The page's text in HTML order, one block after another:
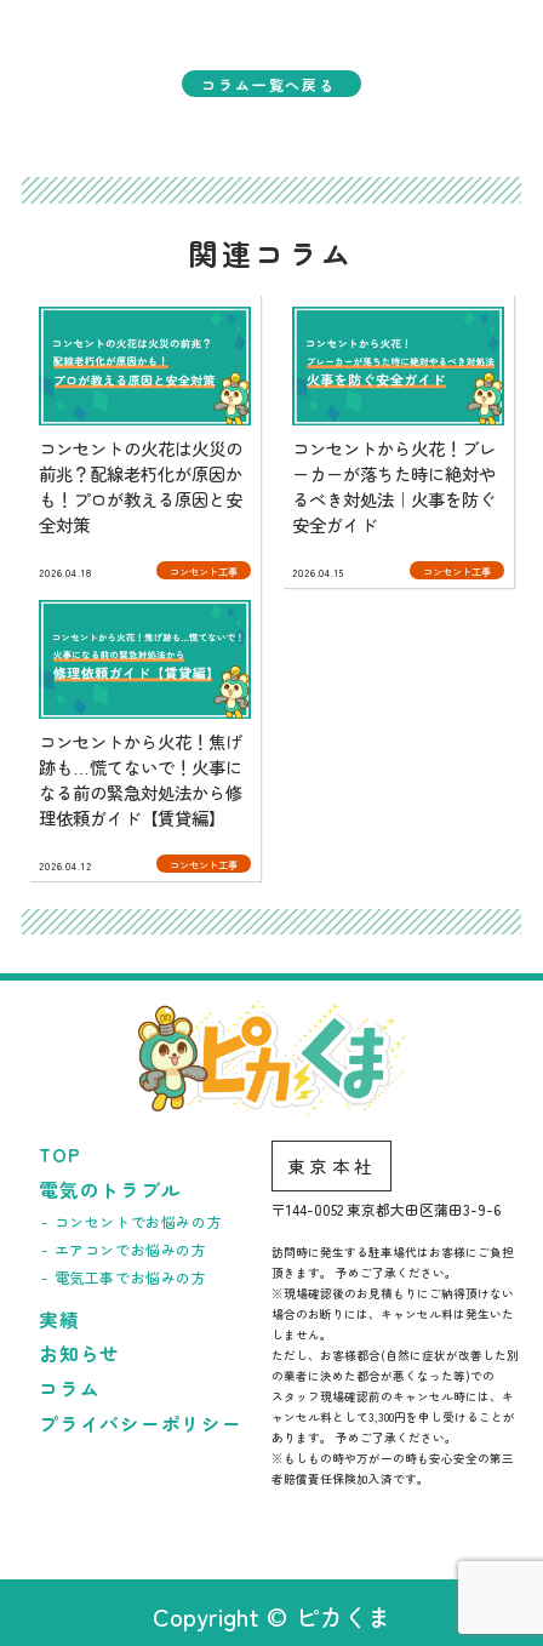
コラム一覧へ戻る
関連コラム
コンセントの火花は火災の
前兆？配線老朽化が原因か
も！プロが教える原因と安
全対策
2026.04.18 コンセント工事
コンセントから火花！ブレ
ーカーが落ちた時に絶対や
るべき対処法｜火事を防ぐ
安全ガイド
2026.04.15 コンセント工事
コンセントから火花！焦げ
跡も…慌てないで！火事に
なる前の緊急対処法から修
理依頼ガイド【賃貸編】
2026.04.12 コンセント工事
TOP
電気のトラブル
コンセントでお悩みの方
エアコンでお悩みの方
電気工事でお悩みの方
実績
お知らせ
コラム
プライバシーポリシー
東京本社
〒144-0052 東京都大田区蒲田3-9-6
訪問時に発生する駐車場代はお客様にご負担
頂きます。 予めご了承ください。
※現場確認後のお見積もりにご納得頂けない
場合のお断りには、キャンセル料は発生いた
しません。
ただし、お客様都合(自然に症状が改善した別
の業者に決めた都合が悪くなった等)での
スタッフ現場確認前のキャンセル時には、キ
ャンセル料として3,300円を申し受けることが
あります。 予めご了承ください。
※もしもの時や万が一の時も安心安全の第三
者賠償責任保険加入済です。
Copyright © ピカくま